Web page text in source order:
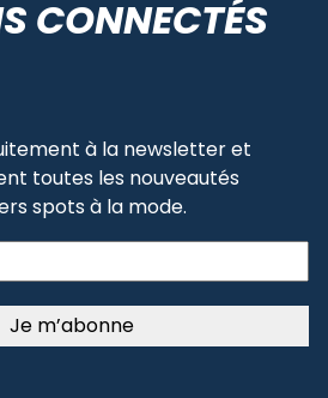
CONNECTÉS
à la newsletter et
toutes les nouveautés
spots à la mode.